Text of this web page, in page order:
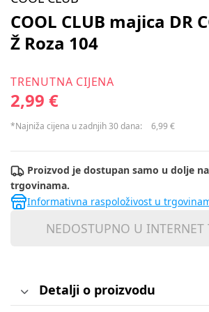
COOL CLUB majica DR
Ž Roza 104
TRENUTNA CIJENA
2,99 €
*Najniža cijena u zadnjih 30 dana: 6,99 €
Proizvod je dostupan samo u dolje
trgovinama.
Informativna raspoloživost u
NEDOSTUPNO U
Detalji o proizvodu